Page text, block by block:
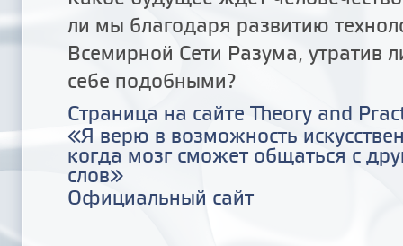
ли мы благодаря развитию
Всемирной Сети Разума, утратив
себе подобными?
Страница на сайте Theory and
«Я верю в возможность
когда мозг сможет общаться с
слов»
Официальный сайт